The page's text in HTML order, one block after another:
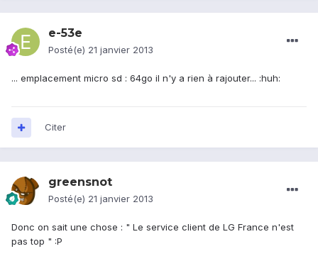
e-53e
Posté(e) 21 janvier 2013
... emplacement micro sd : 64go il n'y a rien à rajouter... :huh:
Citer
greensnot
Posté(e) 21 janvier 2013
Donc on sait une chose : " Le service client de LG France n'est
pas top " :P